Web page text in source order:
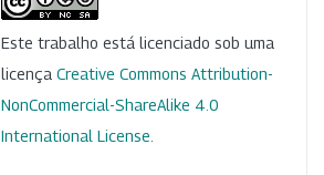
Este trabalho está licenciado sob uma
licença Creative Commons Attribution-
NonCommercial-ShareAlike 4.0
International License